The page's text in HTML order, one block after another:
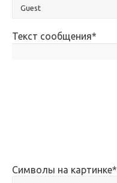
Текст сообщения*
Символы на картинке*